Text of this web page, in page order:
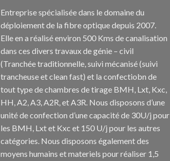
Entreprise spécialisée dans le domaine du
déploiement de la fibre optique depuis 2007.
Elle en a réalisé environ 500 Kms de canalisation
dans ces divers travaux de génie – civil
(Tranchée traditionnelle, suivi mécanisé (suivi
trancheuse et clean fast) et la confectiobn de
tout type de chambres de tirage BMH, Lxt, Kxc,
HH, A2, A3, A2R, et A3R. Nous disposons d’une
unité de confection d’une capacité de 30U/j pour
les BMH, Lxt et Kxc et 150 U/j pour les autres
catégories. Nous disposons également des
moyens humains et materiels pour réaliser 1,5